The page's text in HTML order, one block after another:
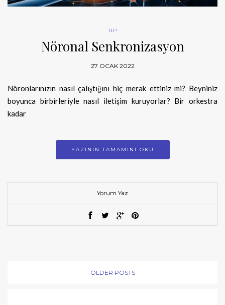
TIP
Nöronal Senkronizasyon
27 OCAK 2022
Nöronlarınızın nasıl çalıştığını hiç merak ettiniz mi? Beyniniz
boyunca birbirleriyle nasıl iletişim kuruyorlar? Bir orkestra
kadar
YAZININ TAMAMINI OKU
Yorum Yaz
OLDER POSTS